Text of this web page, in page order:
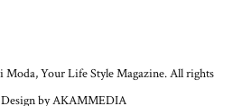
Your Life Style Magazine. All rights
Design by AKAMMEDIA